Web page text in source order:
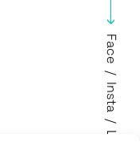
Face
/
Insta
/
LI